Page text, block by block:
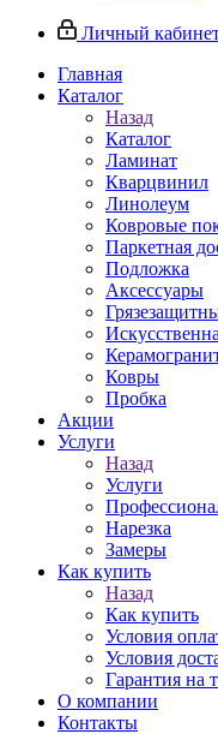
Личный
Главная
Каталог
Назад
Каталог
Ламинат
Кварцвинил
Линолеум
Ковровые
Паркетная
Подложка
Аксессуары
Ковры
Пробка
Акции
Услуги
Назад
Услуги
Нарезка
Замеры
Как купить
Назад
Как купить
Условия
Условия
Гарантия на
О компании
Контакты